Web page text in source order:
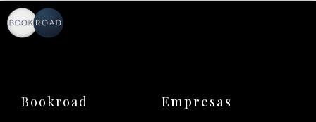
Bookroad Empresas